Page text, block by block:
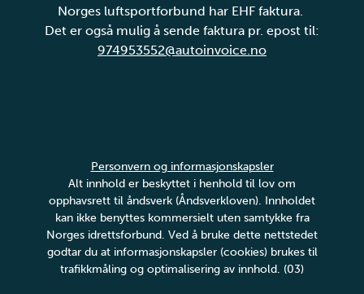
Norges luftsportforbund har EHF faktura.
Det er også mulig å sende faktura pr. epost til:
974953552@autoinvoice.no
Personvern og informasjonskapsler
Alt innhold er beskyttet i henhold til lov om
opphavsrett til åndsverk (Åndsverkloven). Innholdet
kan ikke benyttes kommersielt uten samtykke fra
Norges idrettsforbund. Ved å bruke dette nettstedet
godtar du at informasjonskapsler (cookies) brukes til
trafikkmåling og optimalisering av innhold. (03)